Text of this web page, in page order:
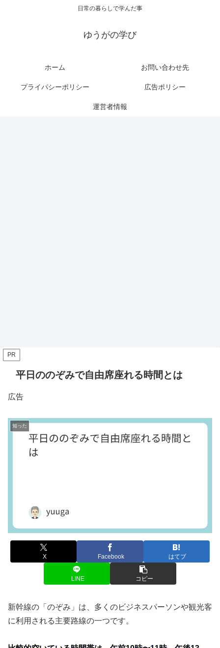
日常の暮らしで学んだ事
ゆうがの学び
ホーム お問い合わせ先
プライパシーポリシー 広告ポリシー
運営者情報
PR
平日ののぞみで自由席座れる時間とは
広告
知った
X Facebook はてブ
LINE コピー
新幹線の「のぞみ」は、多くのビジネスパーソンや観光客
に利用される主要路線の一つです。